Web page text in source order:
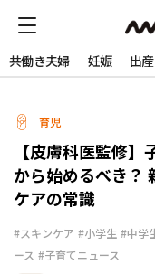
共働き夫婦 妊娠 出
育児
【皮膚科医監修
から始めるべき？
ケアの常識
#スキンケア #小学生 #中学
ース #子育てニュース